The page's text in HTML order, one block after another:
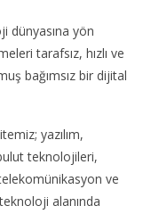
dünyasına yön
tarafsız, hızlı ve
bağımsız bir dijital
yazılım,
teknolojileri,
ve
alanında